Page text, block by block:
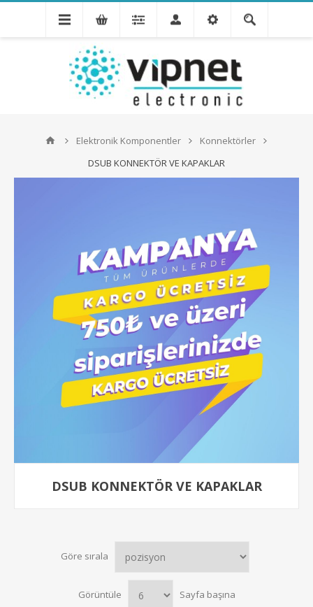
Elektronik Komponentler
Konnektörler
DSUB KONNEKTÖR VE KAPAKLAR
DSUB KONNEKTÖR VE KAPAKLAR
Göre sırala
Görüntüle Sayfa başına